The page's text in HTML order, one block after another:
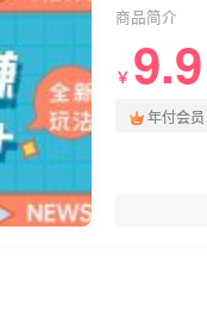
商品简介
￥ 9.9
年付会员